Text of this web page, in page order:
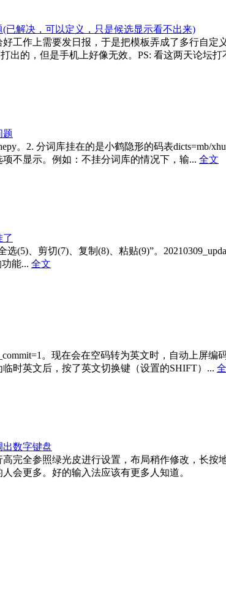
已解决，可以定义，只是候选显示看不出来)
工作上需要发日报，于是把模板弄成了多行自定
出的，但是手机上好像无效。PS: 看这两天论坛打
题
。2. 分词库挂在的是小鹤隐形的码表dicts=mb/
不显示。例如：不挂分词库的情况下，输... 全文
了
选(5)、剪切(7)、复制(8)、粘贴(9)”。
能... 全文
。现在会在空码转为英文时，自动上屏
时英文后，按了英文切换键（设置的SHIFT）...
数字键盘
完全参照绿光皮进行设置，布局稍作修改，长
会更多。好的输入法应该有更多人知道。